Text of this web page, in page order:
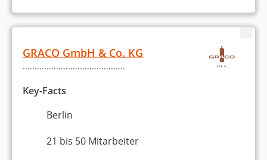
Platz 3 in Berlin 8,61 von 10
Second Elements GmbH &
Co. KG
11 bis 20 Mitarbeiter
Projektbudget)
GRACO GmbH & Co. KG
...........................................
Key-Facts
Berlin
21 bis 50 Mitarbeiter